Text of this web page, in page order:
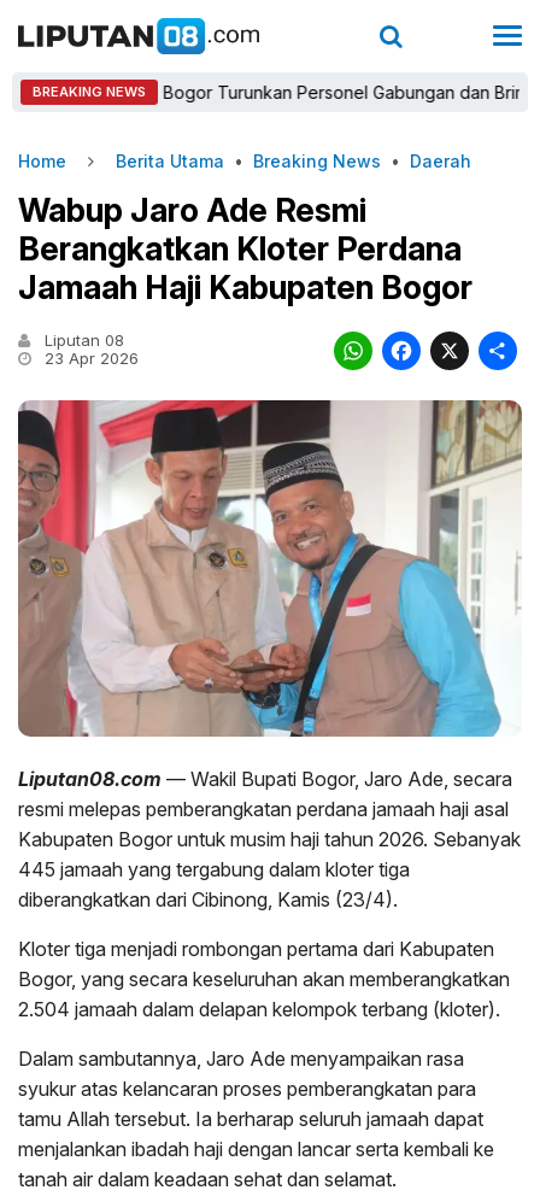
BREAKING NEWS
Kapolres Bogor Turunkan Personel Gabungan dan Brimob,
Home Berita Utama • Breaking News • Daerah
Wabup Jaro Ade Resmi
Berangkatkan Kloter Perdana
Jamaah Haji Kabupaten Bogor
Liputan 08
23 Apr 2026
X
Liputan08.com — Wakil Bupati Bogor, Jaro Ade, secara
resmi melepas pemberangkatan perdana jamaah haji asal
Kabupaten Bogor untuk musim haji tahun 2026. Sebanyak
445 jamaah yang tergabung dalam kloter tiga
diberangkatkan dari Cibinong, Kamis (23/4).
Kloter tiga menjadi rombongan pertama dari Kabupaten
Bogor, yang secara keseluruhan akan memberangkatkan
2.504 jamaah dalam delapan kelompok terbang (kloter).
Dalam sambutannya, Jaro Ade menyampaikan rasa
syukur atas kelancaran proses pemberangkatan para
tamu Allah tersebut. Ia berharap seluruh jamaah dapat
menjalankan ibadah haji dengan lancar serta kembali ke
tanah air dalam keadaan sehat dan selamat.